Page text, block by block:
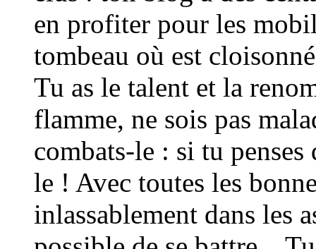
en profiter pour les
tombeau où est
Tu as le talent et la
flamme, ne sois pas
combats-le : si tu
le ! Avec toutes les
inlassablement dans les